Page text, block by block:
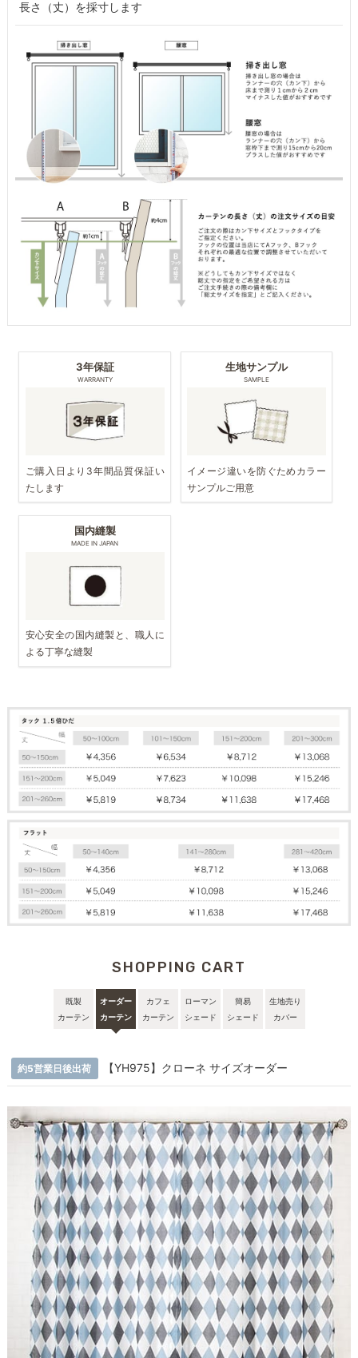
長さ（丈）を採寸します
3年保証
WARRANTY
ご購入日より3年間品質保証い
たします
生地サンプル
SAMPLE
イメージ違いを防ぐためカラー
サンプルご用意
国内縫製
MADE IN JAPAN
安心安全の国内縫製と、職人に
よる丁寧な縫製
SHOPPING CART
既製
カーテン
オーダー
カーテン
カフェ
カーテン
ローマン
シェード
簡易
シェード
生地売り
カバー
約5営業日後出荷 【YH975】クローネ サイズオーダー